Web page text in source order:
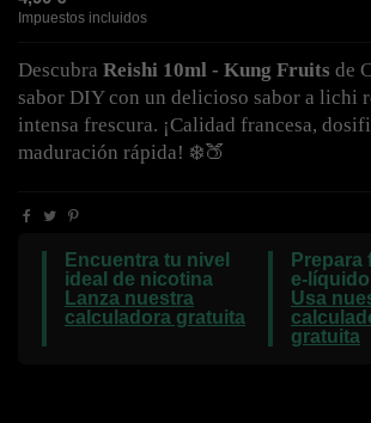
Impuestos incluidos
Descubra Reishi 10ml - Kung Fruits de
sabor DIY con un delicioso sabor a lichi
intensa frescura. ¡Calidad francesa,
maduración rápida! ❄️🍑
Encuentra tu nivel
ideal de nicotina
Lanza nuestra
calculadora gratuita
Prepara
e-líquido
Usa
gratuita